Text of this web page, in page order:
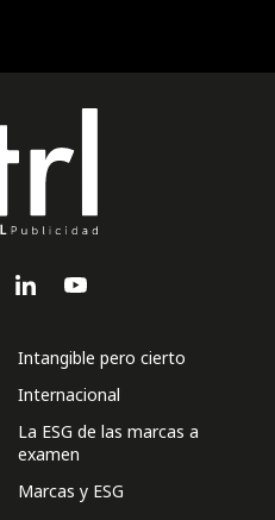
Intangible pero cierto
Internacional
La ESG de las marcas a
examen
Marcas y ESG